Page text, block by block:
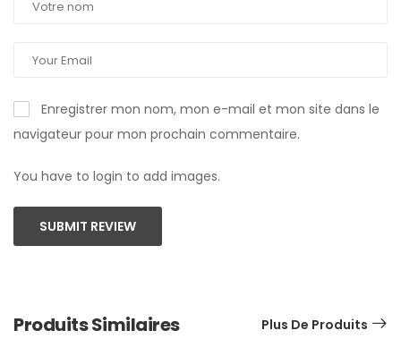
Enregistrer mon nom, mon e-mail et mon site dans le
navigateur pour mon prochain commentaire.
You have to login to add images.
SUBMIT REVIEW
Produits Similaires Plus De Produits